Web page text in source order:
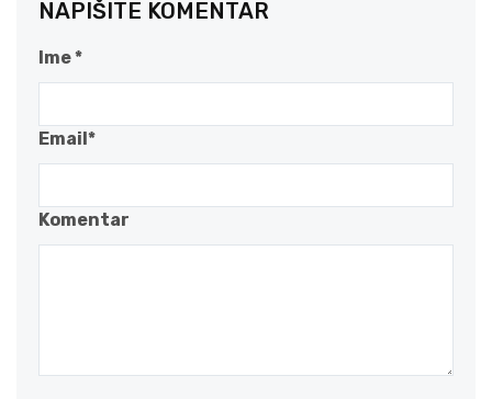
NAPIŠITE KOMENTAR
Ime *
Email*
Komentar